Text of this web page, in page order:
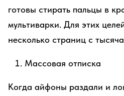
готовы стирать пальцы в
мультиварки. Для этих
несколько страниц с
Массовая отписка
Когда айфоны раздали и